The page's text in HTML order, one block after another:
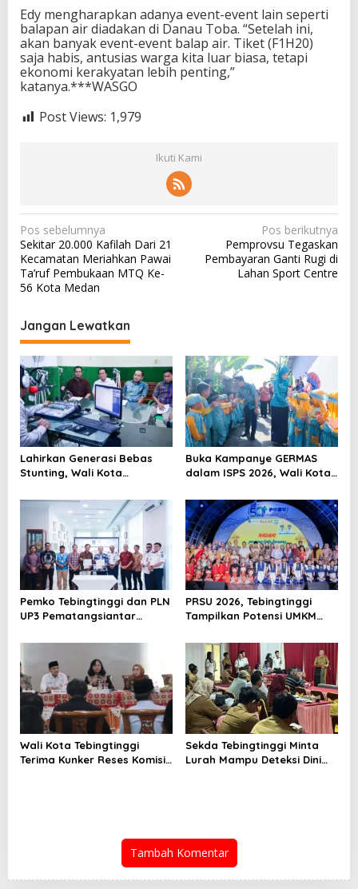
Edy mengharapkan adanya event-event lain seperti
balapan air diadakan di Danau Toba. “Setelah ini,
akan banyak event-event balap air. Tiket (F1H20)
saja habis, antusias warga kita luar biasa, tetapi
ekonomi kerakyatan lebih penting,”
katanya.***WASGO
Post Views: 1,979
Ikuti Kami
N
a
v
i
g
a
s
i
p
o
s
Pos sebelumnya
Sekitar 20.000 Kafilah Dari 21
Kecamatan Meriahkan Pawai
Ta’ruf Pembukaan MTQ Ke-
56 Kota Medan
Pos berikutnya
Pemprovsu Tegaskan
Pembayaran Ganti Rugi di
Lahan Sport Centre
Jangan Lewatkan
Lahirkan Generasi Bebas
Stunting, Wali Kota
Optimalisasi SP3 Catin
Buka Kampanye GERMAS
dalam ISPS 2026, Wali Kota
Penurunan Stunting
Pemko Tebingtinggi dan PLN
UP3 Pematangsiantar
Energi
PRSU 2026, Tebingtinggi
Tampilkan Potensi UMKM
Wali Kota Tebingtinggi
Terima Kunker Reses Komisi
Sekda Tebingtinggi Minta
Lurah Mampu Deteksi Dini
Tambah Komentar